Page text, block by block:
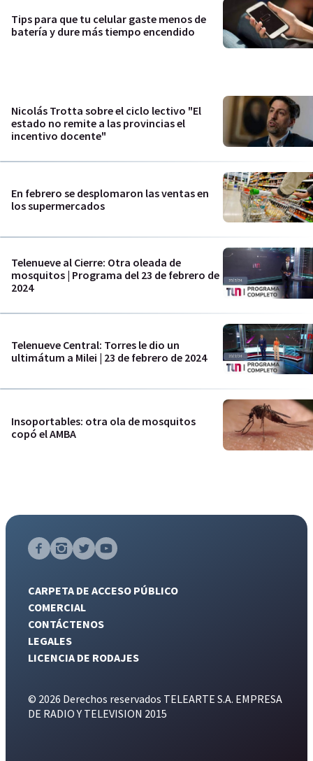
Tips para que tu celular gaste menos de
batería y dure más tiempo encendido
Nicolás Trotta sobre el ciclo lectivo "El
estado no remite a las provincias el
incentivo docente"
En febrero se desplomaron las ventas en
los supermercados
Telenueve al Cierre: Otra oleada de
mosquitos | Programa del 23 de febrero de
2024
Telenueve Central: Torres le dio un
ultimátum a Milei | 23 de febrero de 2024
Insoportables: otra ola de mosquitos
copó el AMBA
CARPETA DE ACCESO PÚBLICO
COMERCIAL
CONTÁCTENOS
LEGALES
LICENCIA DE RODAJES
© 2026 Derechos reservados TELEARTE S.A. EMPRESA
DE RADIO Y TELEVISION 2015